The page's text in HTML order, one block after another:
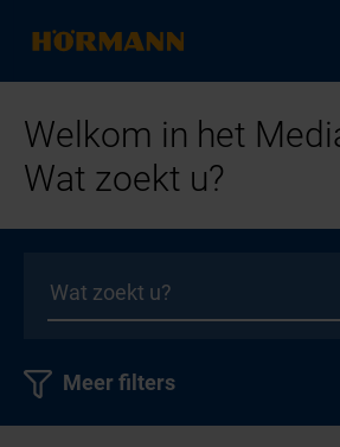
Welkom in het
Wat zoekt u?
Meer filters